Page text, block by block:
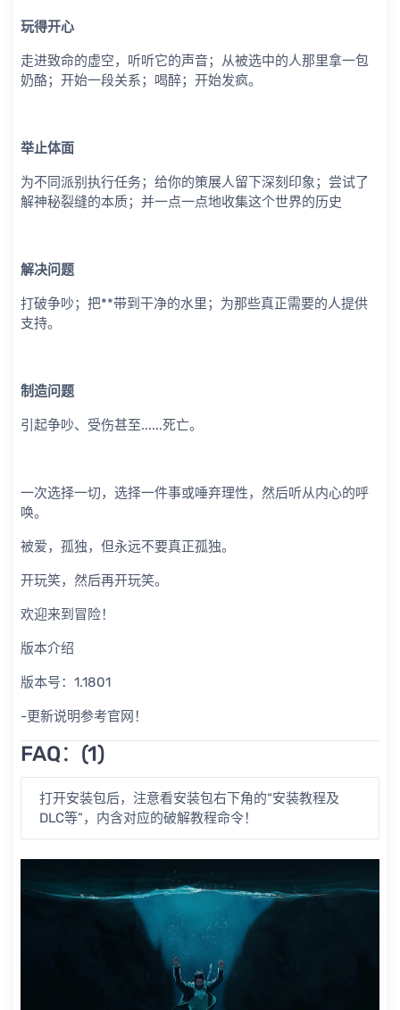
玩得开心
走进致命的虚空，听听它的声音；从被选中的人那里拿一包
奶酪；开始一段关系；喝醉；开始发疯。
举止体面
为不同派别执行任务；给你的策展人留下深刻印象；尝试了
解神秘裂缝的本质；并一点一点地收集这个世界的历史
解决问题
打破争吵；把**带到干净的水里；为那些真正需要的人提供
支持。
制造问题
引起争吵、受伤甚至......死亡。
一次选择一切，选择一件事或唾弃理性，然后听从内心的呼
唤。
被爱，孤独，但永远不要真正孤独。
开玩笑，然后再开玩笑。
欢迎来到冒险！
版本介绍
版本号：1.1801
-更新说明参考官网！
FAQ：(1)
打开安装包后，注意看安装包右下角的“安装教程及
DLC等”，内含对应的破解教程命令！